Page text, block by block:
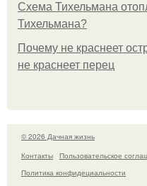
Схема Тихельмана
Тихельмана?
Почему не краснеет
не краснеет перец
© 2026 Дачная жизнь
Контакты
Пользовательское
Политика конфидециальности